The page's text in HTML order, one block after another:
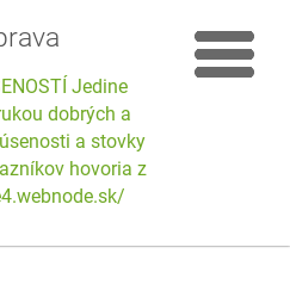
Jedine
dobrých a
a stovky
hovoria za